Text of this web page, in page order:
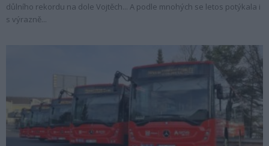
důlního rekordu na dole Vojtěch... A podle mnohých se letos potýkala i
s výrazně...